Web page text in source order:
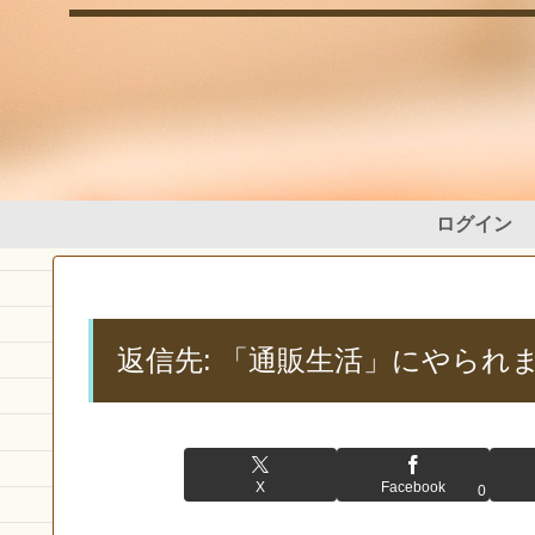
ログイン
返信先: 「通販生活」にやられ
X Facebook 0